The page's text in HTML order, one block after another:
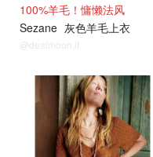
100%羊毛！慵懒法风
Sezane 灰色羊毛上衣
@dealmoon.it